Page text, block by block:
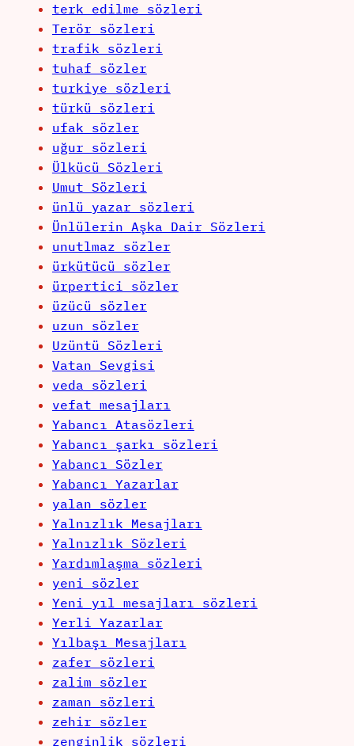
terk edilme sözleri
Terör sözleri
trafik sözleri
tuhaf sözler
turkiye sözleri
türkü sözleri
ufak sözler
uğur sözleri
Ülkücü Sözleri
Umut Sözleri
ünlü yazar sözleri
Ünlülerin Aşka Dair Sözleri
unutlmaz sözler
ürkütücü sözler
ürpertici sözler
üzücü sözler
uzun sözler
Uzüntü Sözleri
Vatan Sevgisi
veda sözleri
vefat mesajları
Yabancı Atasözleri
Yabancı şarkı sözleri
Yabancı Sözler
Yabancı Yazarlar
yalan sözler
Yalnızlık Mesajları
Yalnızlık Sözleri
Yardımlaşma sözleri
yeni sözler
Yeni yıl mesajları sözleri
Yerli Yazarlar
Yılbaşı Mesajları
zafer sözleri
zalim sözler
zaman sözleri
zehir sözler
zenginlik sözleri